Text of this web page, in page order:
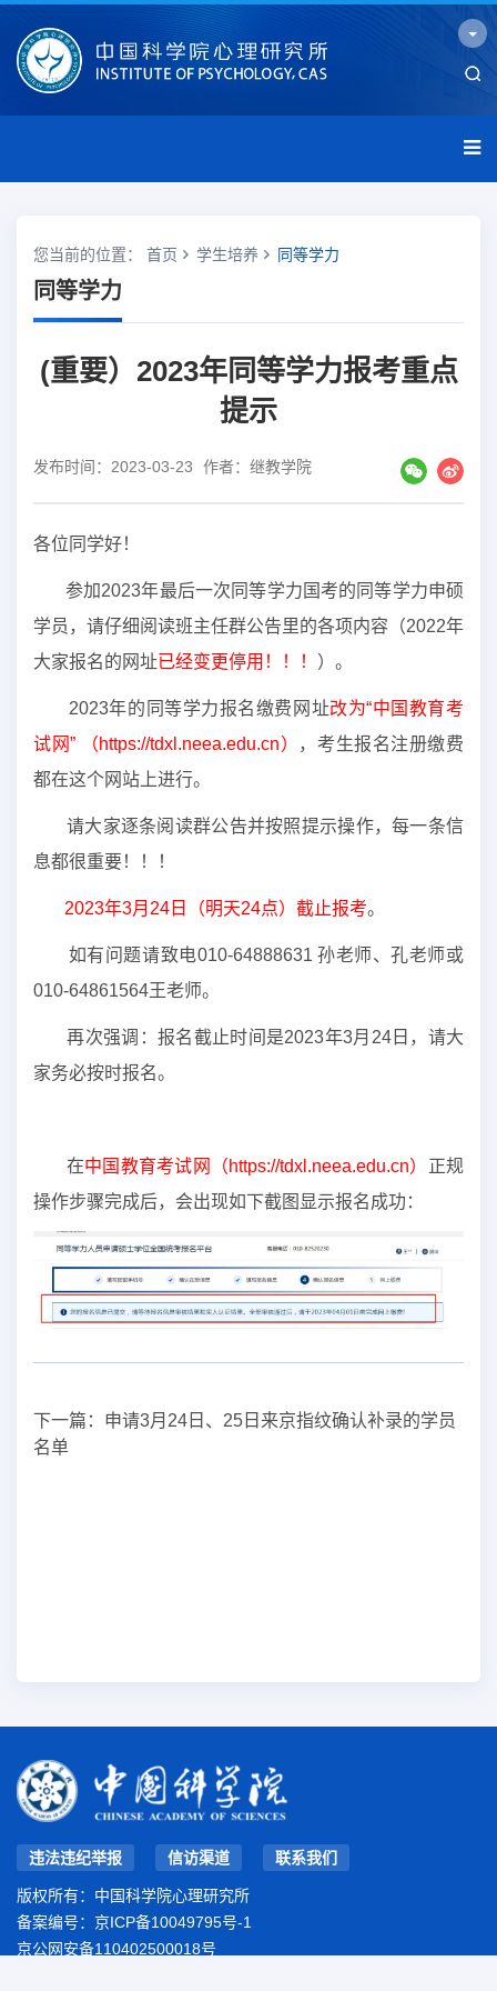
您当前的位置： 首页 学生培养 同等学力
同等学力
(重要）2023年同等学力报考重点
提示
发布时间：2023-03-23 作者：继教学院
各位同学好！
参加2023年最后一次同等学力国考的同等学力申硕
学员，请仔细阅读班主任群公告里的各项内容（2022年
大家报名的网址已经变更停用！！！ ）。
2023年的同等学力报名缴费网址改为“中国教育考
试网” （https://tdxl.neea.edu.cn） ，考生报名注册缴费
都在这个网站上进行。
请大家逐条阅读群公告并按照提示操作，每一条信
息都很重要！！！
2023年3月24日（明天24点）截止报考。
如有问题请致电010-64888631 孙老师、孔老师或
010-64861564王老师。
再次强调：报名截止时间是2023年3月24日，请大
家务必按时报名。
在中国教育考试网（https://tdxl.neea.edu.cn） 正规
操作步骤完成后，会出现如下截图显示报名成功：
下一篇： 申请3月24日、25日来京指纹确认补录的学员
名单
违法违纪举报 信访渠道 联系我们
版权所有：中国科学院心理研究所
备案编号： 京ICP备10049795号-1
京公网安备110402500018号